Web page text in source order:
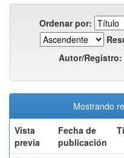
Ordenar por:
Autor/Registro:
Mostrando
Vista
previa
Fecha de
publicación